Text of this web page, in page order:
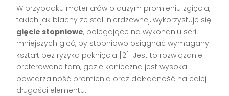
W przypadku materiałów o dużym promieniu zgięcia,
takich jak blachy ze stali nierdzewnej, wykorzystuje się
gięcie stopniowe, polegające na wykonaniu serii
mniejszych gięć, by stopniowo osiągnąć wymagany
kształt bez ryzyka pęknięcia [2]. Jest to rozwiązanie
preferowane tam, gdzie konieczna jest wysoka
powtarzalność promienia oraz dokładność na całej
długości elementu.